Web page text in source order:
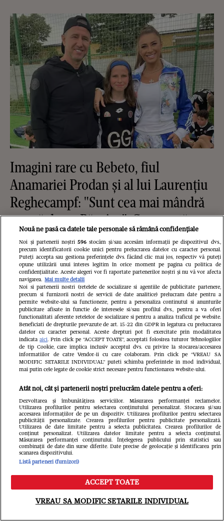
Imagini rare cu Bebeto, fiul
Anamariei Prodan și al lui Laurențiu
Reghecampf: "Sunt cea mai mândră
mamă de pe Pământ". Cum arată
adolescentul la aproape 18 ani
FANATIK.RO
Daniel Bîrligea, ultimele detalii
despre ofertele primite de FCSB.
„Am vorbit cu impresarul lui”.
Exclusiv
Meniu Caută
Nouă ne pasă ca datele tale personale să rămână confidențiale
Noi și partenerii noștri 596stocăm și/sau accesăm informații pe dispozitivul dvs.,
precum identificatorii cookie unici pentru prelucrarea datelor cu caracter personal.
Puteți accepta sau gestiona preferințele dvs. făcând clic mai jos, respectiv vă puteți
opune utilizării unui interes legitim în orice moment pe pagina cu politica de
confidențialitate. Aceste alegeri vor fi raportate partenerilor noștri și nu vă vor afecta
navigarea. Mai multe detalii
Noi si partenerii nostri (retelele de socializare si agentiile de publicitate partenere,
precum si furnizorii nostri de servicii de date analitice) prelucram date pentru a
permite website-ului sa functioneze, pentru a personaliza continutul si anunturile
publicitare afisate in functie de interesele si/sau profilul dvs., pentru a va oferi
functionalitati aferente retelelor de socializare si pentru a analiza traficul pe website.
Beneficiati de drepturile prevazute de art. 15-22 din GDPR in legatura cu prelucrarea
datelor cu caracter personal. Aceste drepturi pot fi exercitate prin modalitatea
indicataaici. Prin click pe “ACCEPT TOATE”, acceptati folosirea tuturor Tehnologiilor
de tip Cookie, care implica inclusiv acceptul dvs. cu privire la stocarea/accesarea
informatiilor de catre Vendor-ii cu care colaboram. Prin click pe “VREAU SA
MODIFIC SETARILE INDIVIDUAL” puteti schimba preferintele in mod individual,
mai putin cele legate de cookie strict necesare pentru functionarea website-ului.
Atât noi, cât și partenerii noștri prelucrăm datele pentru a oferi:
Dezvoltarea și îmbunătățirea serviciilor. Măsurarea performanței reclamelor.
Utilizarea profilurilor pentru selectarea conținutului personalizat. Stocarea și/sau
accesarea informațiilor de pe un dispozitiv. Utilizarea profilurilor pentru selectarea
publicității personalizate. Crearea profilurilor pentru publicitate personalizată.
Utilizarea de date limitate pentru a selecta publicitatea. Crearea profilurilor de
conținut personalizat. Utilizarea datelor limitate pentru a selecta conținutul.
Măsurarea performanței conținutului. Înțelegerea publicului prin statistici sau
combinații de date din surse diferite. Date precise de geolocație și identificarea prin
scanarea dispozitivului.
Listă parteneri (furnizori)
ACCEPT TOATE
VREAU SA MODIFIC SETARILE INDIVIDUAL